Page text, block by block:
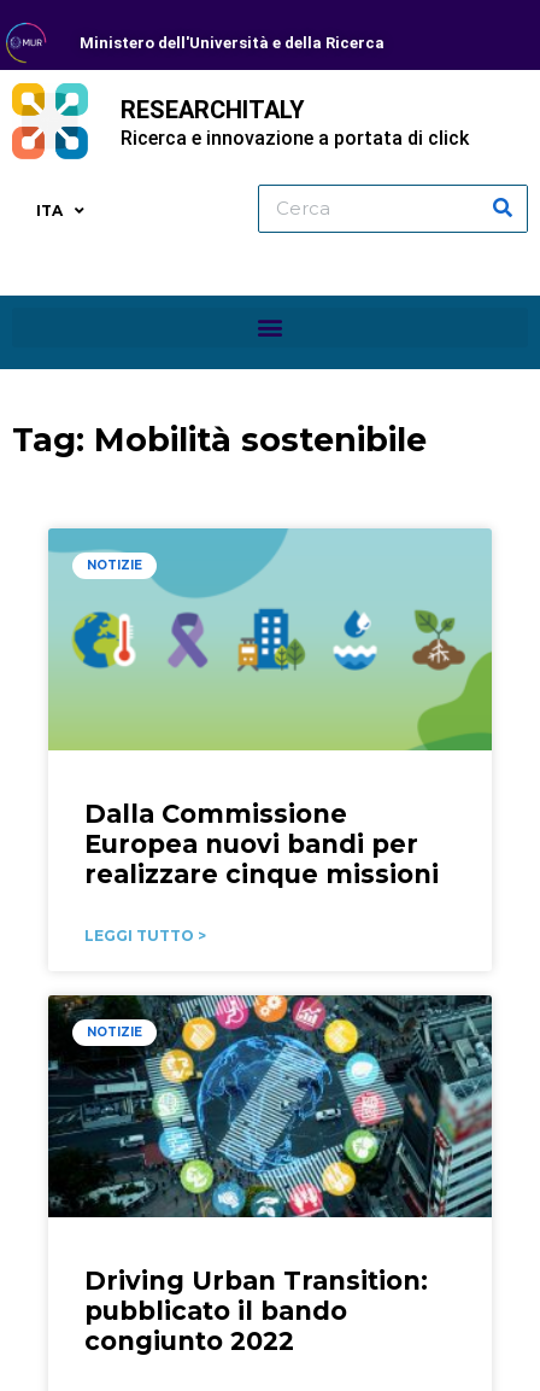
Ministero dell'Università e della Ricerca
RESEARCHITALY
Ricerca e innovazione a portata di click
ITA
Tag: Mobilità sostenibile
NOTIZIE
Dalla Commissione
Europea nuovi bandi per
realizzare cinque missioni
LEGGI TUTTO >
NOTIZIE
Driving Urban Transition:
pubblicato il bando
congiunto 2022